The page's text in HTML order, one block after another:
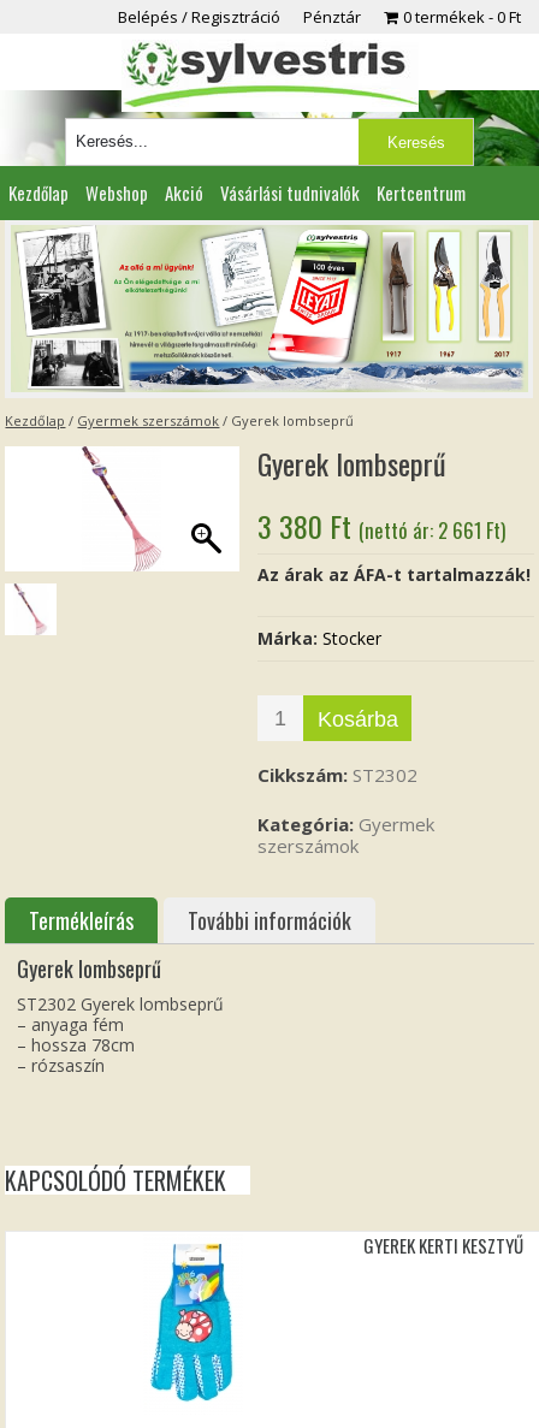
Belépés / Regisztráció Pénztár 0 termékek 0 Ft
Kezdőlap Webshop Akció Vásárlási tudnivalók Kertcentrum
Viszonteladóknak Partnereink Kapcsolat
Kezdőlap / Gyermek szerszámok / Gyerek lombseprű
Gyerek lombseprű
3 380 Ft (nettó ár: 2 661 Ft)
Az árak az ÁFA-t tartalmazzák!
Márka:Stocker
Kosárba
Cikkszám: ST2302
Kategória: Gyermek
szerszámok
Termékleírás
További információk
Gyerek lombseprű
ST2302 Gyerek lombseprű
– anyaga fém
– hossza 78cm
– rózsaszín
KAPCSOLÓDÓ TERMÉKEK
GYEREK KERTI KESZTYŰ